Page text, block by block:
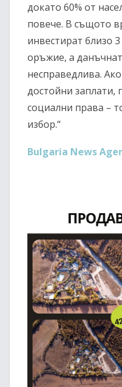
докато 60% от
повече. В същото
инвестират близо
оръжие, а
несправедлива.
достойни заплати,
социални права –
избор.“
Bulgaria News